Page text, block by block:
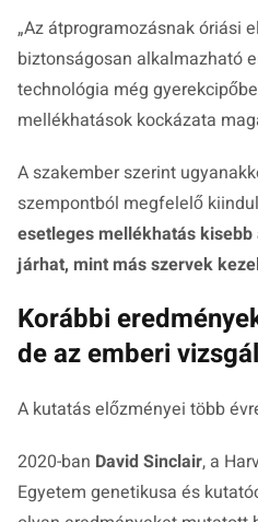
„Az átprogramozásnak óriási
biztonságosan alkalmazható
technológia még
mellékhatások kockázata
A szakember szerint
szempontból megfelelő
esetleges mellékhatás
járhat, mint más szervek
Korábbi
de az emberi
A kutatás előzményei több
2020-ban David Sinclair, a
Egyetem genetikusa és